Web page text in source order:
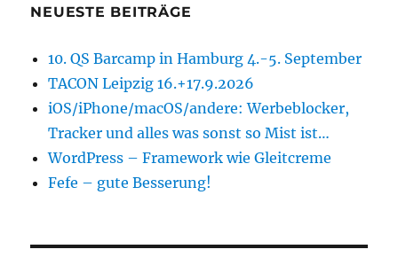
NEUESTE BEITRÄGE
10. QS Barcamp in Hamburg 4.-5. September
TACON Leipzig 16.+17.9.2026
iOS/iPhone/macOS/andere: Werbeblocker,
Tracker und alles was sonst so Mist ist…
WordPress – Framework wie Gleitcreme
Fefe – gute Besserung!